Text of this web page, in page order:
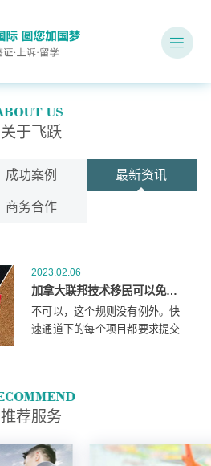
关于飞跃
成功案例 最新资讯
商务合作
2023.02.06
加拿大联邦技术移民可以免除语言测试吗？
不可以，这个规则没有例外。快
速通道下的每个项目都要求提交
推荐服务